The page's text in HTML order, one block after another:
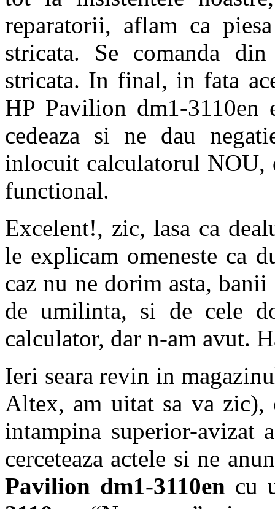
reparatorii, aflam ca
stricata. Se comanda
stricata. In final, in fata
HP Pavilion dm1-
cedeaza si ne dau
inlocuit calculatorul NOU,
functional.
Excelent!, zic, lasa ca
le explicam omeneste ca
caz nu ne dorim asta,
de umilinta, si de cele
calculator, dar n-am avut.
Ieri seara revin in
Altex, am uitat sa va
intampina superior-avizat
cerceteaza actele si ne
Pavilion dm1-3110en cu